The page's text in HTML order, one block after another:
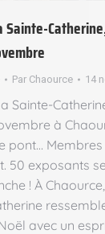
Sainte-
Par Chaource 14
Sainte-
à
pont…
50 exposants
! À
avec un